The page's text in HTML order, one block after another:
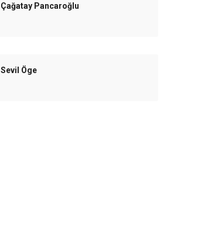
Çağatay Pancaroğlu
Sevil Öge